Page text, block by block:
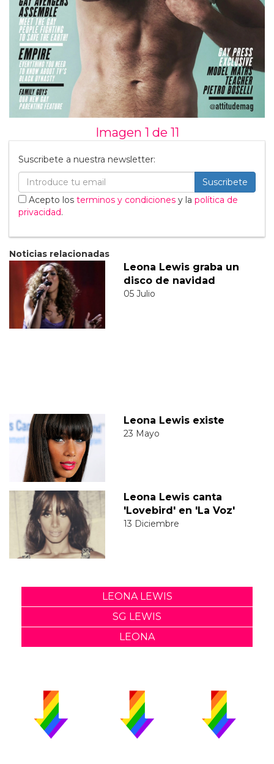
Imagen 1 de 11
Suscribete a nuestra newsletter:
Suscribete
Acepto los terminos y condiciones y la política de
privacidad.
Noticias relacionadas
Leona Lewis graba un
disco de navidad
05 Julio
Leona Lewis existe
23 Mayo
Leona Lewis canta
'Lovebird' en 'La Voz'
13 Diciembre
LEONA LEWIS
SG LEWIS
LEONA